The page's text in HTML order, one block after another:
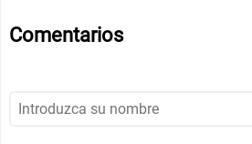
Comentarios